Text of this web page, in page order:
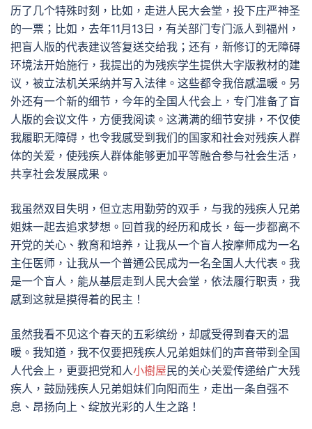
历了几个特殊时刻，比如，走进人民大会堂，投下庄严神圣
的一票；比如，去年11月13日，有关部门专门派人到福州，
把盲人版的代表建议答复送交给我；还有，新修订的无障碍
环境法开始施行，我提出的为残疾学生提供大字版教材的建
议，被立法机关采纳并写入法律。这些都令我倍感温暖。另
外还有一个新的细节，今年的全国人代会上，专门准备了盲
人版的会议文件，方便我阅读。这满满的细节安排，不仅使
我履职无障碍，也令我感受到我们的国家和社会对残疾人群
体的关爱，使残疾人群体能够更加平等融合参与社会生活，
共享社会发展成果。
我虽然双目失明，但立志用勤劳的双手，与我的残疾人兄弟
姐妹一起去追求梦想。回首我的经历和成长，每一步都离不
开党的关心、教育和培养，让我从一个盲人按摩师成为一名
主任医师，让我从一个普通公民成为一名全国人大代表。我
是一个盲人，能从基层走到人民大会堂，依法履行职责，我
感到这就是摸得着的民主！
虽然我看不见这个春天的五彩缤纷，却感受得到春天的温
暖。我知道，我不仅要把残疾人兄弟姐妹们的声音带到全国
人代会上，更要把党和人小樹屋 民的关心关爱传递给广大残
疾人，鼓励残疾人兄弟姐妹们向阳而生，走出一条自强不
息、昂扬向上、绽放光彩的人生之路！